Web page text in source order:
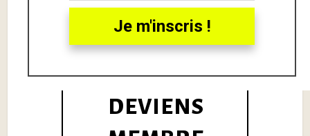
DEVIENS
Je m'inscris !